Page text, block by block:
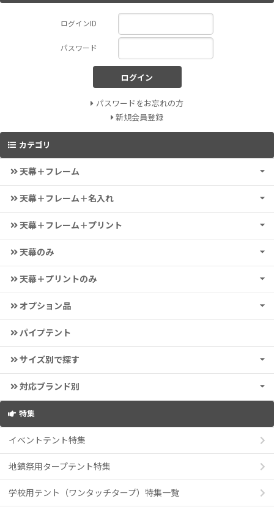
ログインID
パスワード
ログイン
パスワードをお忘れの方
新規会員登録
カテゴリ
天幕＋フレーム
天幕＋フレーム＋名入れ
天幕＋フレーム＋プリント
天幕のみ
天幕＋プリントのみ
オプション品
パイプテント
サイズ別で探す
対応ブランド別
特集
イベントテント特集
地鎮祭用タープテント特集
学校用テント（ワンタッチタープ）特集一覧